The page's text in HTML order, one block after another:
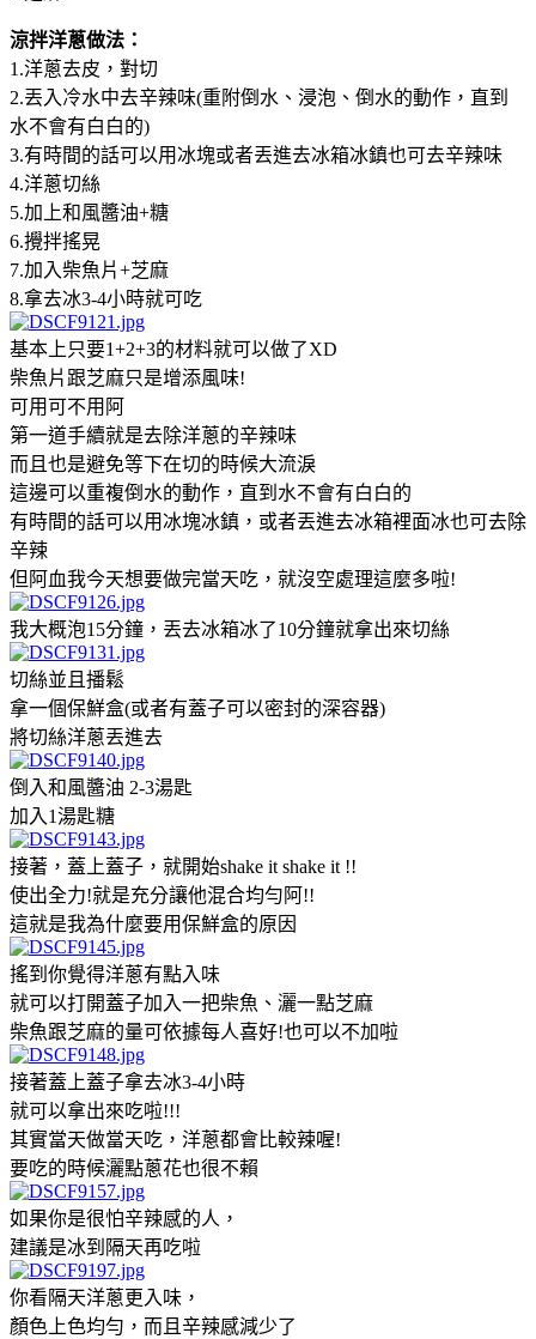
涼拌洋蔥做法：
1.洋蔥去皮，對切
2.丟入冷水中去辛辣味(重附倒水、浸泡、倒水的動作，直到
水不會有白白的)
3.有時間的話可以用冰塊或者丟進去冰箱冰鎮也可去辛辣味
4.洋蔥切絲
5.加上和風醬油+糖
6.攪拌搖晃
7.加入柴魚片+芝麻
8.拿去冰3-4小時就可吃
基本上只要1+2+3的材料就可以做了XD
柴魚片跟芝麻只是增添風味!
可用可不用阿
第一道手續就是去除洋蔥的辛辣味
而且也是避免等下在切的時候大流淚
這邊可以重複倒水的動作，直到水不會有白白的
有時間的話可以用冰塊冰鎮，或者丟進去冰箱裡面冰也可去除
辛辣
但阿血我今天想要做完當天吃，就沒空處理這麼多啦!
我大概泡15分鐘，丟去冰箱冰了10分鐘就拿出來切絲
切絲並且播鬆
拿一個保鮮盒(或者有蓋子可以密封的深容器)
將切絲洋蔥丟進去
倒入和風醬油 2-3湯匙
加入1湯匙糖
接著，蓋上蓋子，就開始shake it shake it !!
使出全力!就是充分讓他混合均勻阿!!
這就是我為什麼要用保鮮盒的原因
搖到你覺得洋蔥有點入味
就可以打開蓋子加入一把柴魚、灑一點芝麻
柴魚跟芝麻的量可依據每人喜好!也可以不加啦
接著蓋上蓋子拿去冰3-4小時
就可以拿出來吃啦!!!
其實當天做當天吃，洋蔥都會比較辣喔!
要吃的時候灑點蔥花也很不賴
如果你是很怕辛辣感的人，
建議是冰到隔天再吃啦
你看隔天洋蔥更入味，
顏色上色均勻，而且辛辣感減少了